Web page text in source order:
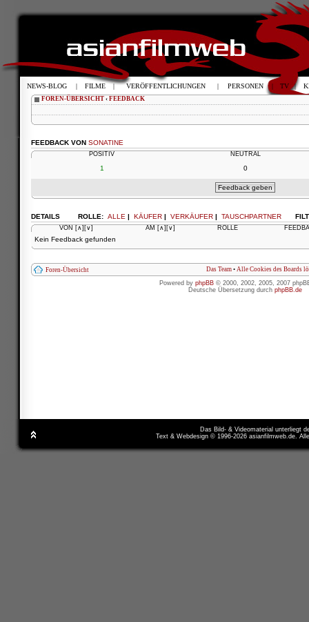
FOREN-ÜBERSICHT ‹ FEEDBACK
FEEDBACK VON SONATINE
POSITIV NEUTRAL
1 0
ROLLE: ALLE | KÄUFER | VERKÄUFER | TAUSCHPARTNER
DETAILS
VON [∧] [∨] AM [∧] [∨] ROLLE
Kein Feedback gefunden
Foren-Übersicht Das Team • Alle Cookies des Boards
Powered by phpBB © 2000, 2002, 2005, 2007
Deutsche Übersetzung durch phpBB.de
Das Bild- & Videomaterial unterliegt
Text & Webdesign © 1996-2026 asianfilmweb.de.
NEWS-BLOG | FILME | VERÖFFENTLICHUNGEN | PERSONEN | TV |